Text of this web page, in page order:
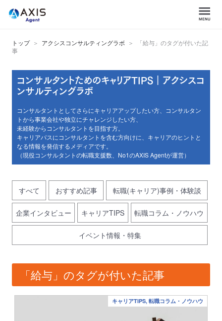
トップ アクシスコンサルティングラボ
「給与」のタグが付いた記
事
コンサルタントためのキャリアTIPS｜アクシスコ
ンサルティングラボ
コンサルタントとしてさらにキャリアアップしたい方、コンサルタン
トから事業会社や独立にチャレンジしたい方、
未経験からコンサルタントを目指す方。
キャリアパスにコンサルタントを含む方向けに、キャリアのヒントと
なる情報を発信するメディアです。
（現役コンサルタントの転職支援数、No1のAXIS Agentが運営）
すべて おすすめ記事 転職(キャリア)事例・体験談
企業インタビュー キャリアTIPS 転職コラム・ノウハウ
イベント情報・特集
「給与」のタグが付いた記事
キャリアTIPS, 転職コラム・ノウハウ